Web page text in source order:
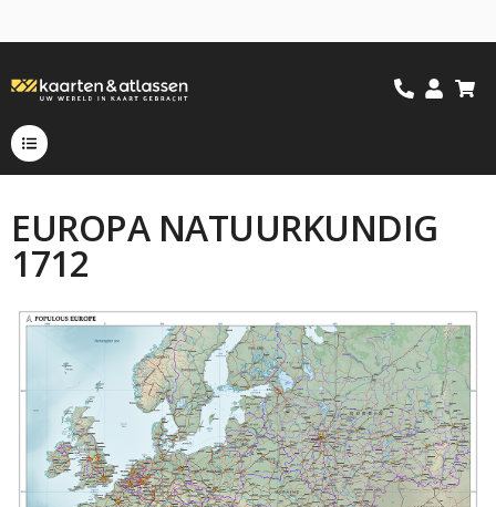
EUROPA NATUURKUNDIG
1712